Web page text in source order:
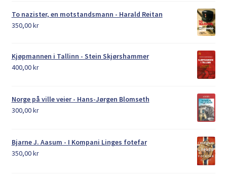
To nazister, en motstandsmann - Harald Reitan
350,00kr
Kjøpmannen i Tallinn - Stein Skjørshammer
400,00kr
Norge på ville veier - Hans-Jørgen Blomseth
300,00kr
Bjarne J. Aasum - I Kompani Linges fotefar
350,00kr